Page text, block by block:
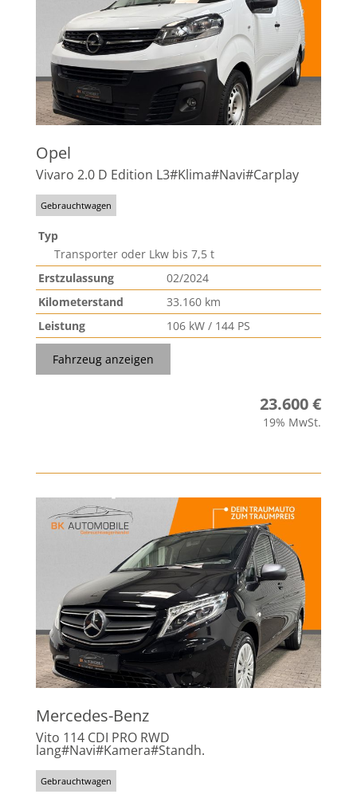
Opel
Vivaro 2.0 D Edition L3#Klima#Navi#Carplay
Gebrauchtwagen
Typ
Transporter oder Lkw bis 7,5 t
Erstzulassung
02/2024
Kilometerstand
33.160 km
Leistung
106 kW / 144 PS
Fahrzeug anzeigen
23.600 €
19% MwSt.
Mercedes-Benz
Vito 114 CDI PRO RWD
lang#Navi#Kamera#Standh.
Gebrauchtwagen